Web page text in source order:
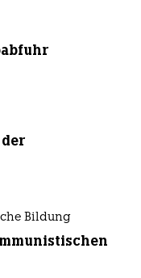
Bildung